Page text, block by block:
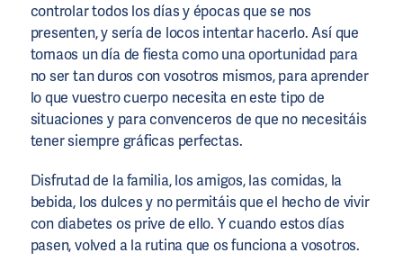
controlar todos los días y épocas que se nos
presenten, y sería de locos intentar hacerlo. Así que
tomaos un día de fiesta como una oportunidad para
no ser tan duros con vosotros mismos, para aprender
lo que vuestro cuerpo necesita en este tipo de
situaciones y para convenceros de que no necesitáis
tener siempre gráficas perfectas.
Disfrutad de la familia, los amigos, las comidas, la
bebida, los dulces y no permitáis que el hecho de vivir
con diabetes os prive de ello. Y cuando estos días
pasen, volved a la rutina que os funciona a vosotros.